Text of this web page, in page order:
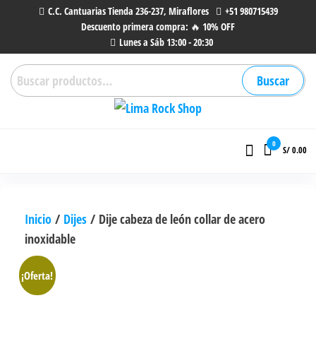
C.C. Cantuarias Tienda 236-237, Miraflores
+51 980715439
Descuento primera compra: 🔥 10% OFF
Lunes a Sáb 13:00 - 20:30
Buscar
por:
Buscar
Joyas de Acero | Tienda de
Música de Vinilos, CDs y más.
0
S/ 0.00
Inicio / Dijes / Dije cabeza de león collar de acero
inoxidable
¡Oferta!